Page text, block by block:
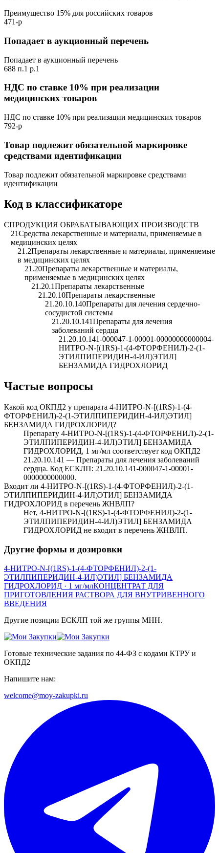
Преимущество 15% для российских товаров
471-р
Попадает в аукционный перечень
Попадает в аукционный перечень
688 п.1 р.1
НДС по ставке 10% при реализации
медицинских товаров
НДС по ставке 10% при реализации медицинских товаров
792-р
Товар подлежит обязательной маркировке
средствами идентификации
Товар подлежит обязательной маркировке средствами
идентификации
Код в классификаторе
CПРОДУКЦИЯ ОБРАБАТЫВАЮЩИХ ПРОИЗВОДСТВ
21Средства лекарственные и материалы, применяемые в
медицинских целях
21.2Препараты лекарственные и материалы, применяемые
в медицинских целях
21.20Препараты лекарственные и материалы,
применяемые в медицинских целях
21.20.1Препараты лекарственные
21.20.10Препараты лекарственные
21.20.10.140Препараты для лечения сердечно-
сосудистой системы
21.20.10.141Препараты для лечения
заболеваний сердца
21.20.10.141-000047-1-00001-00000000000004-
НИТРО-N-[(1RS)-1-(4-ФТОРФЕНИЛ)-2-(1-
ЭТИЛПИПЕРИДИН-4-ИЛ)ЭТИЛ]
БЕНЗАМИДА ГИДРОХЛОРИД
Частые вопросы
Какой код ОКПД2 у препарата 4-НИТРО-N-[(1RS)-1-(4-
ФТОРФЕНИЛ)-2-(1-ЭТИЛПИПЕРИДИН-4-ИЛ)ЭТИЛ]
БЕНЗАМИДА ГИДРОХЛОРИД?
Препарату 4-НИТРО-N-[(1RS)-1-(4-ФТОРФЕНИЛ)-2-(1-
ЭТИЛПИПЕРИДИН-4-ИЛ)ЭТИЛ] БЕНЗАМИДА
ГИДРОХЛОРИД, 1 мг/мл соответствует код ОКПД2
21.20.10.141 — Препараты для лечения заболеваний
сердца. Код ЕСКЛП: 21.20.10.141-000047-1-00001-
0000000000000.
Входит ли 4-НИТРО-N-[(1RS)-1-(4-ФТОРФЕНИЛ)-2-(1-
ЭТИЛПИПЕРИДИН-4-ИЛ)ЭТИЛ] БЕНЗАМИДА
ГИДРОХЛОРИД в перечень ЖНВЛП?
Нет, 4-НИТРО-N-[(1RS)-1-(4-ФТОРФЕНИЛ)-2-(1-
ЭТИЛПИПЕРИДИН-4-ИЛ)ЭТИЛ] БЕНЗАМИДА
ГИДРОХЛОРИД не входит в перечень ЖНВЛП.
Другие формы и дозировки
4-НИТРО-N-[(1RS)-1-(4-ФТОРФЕНИЛ)-2-(1-
ЭТИЛПИПЕРИДИН-4-ИЛ)ЭТИЛ] БЕНЗАМИДА
ГИДРОХЛОРИД · 1 мг/млКОНЦЕНТРАТ ДЛЯ
ПРИГОТОВЛЕНИЯ РАСТВОРА ДЛЯ ВНУТРИВЕННОГО
ВВЕДЕНИЯ
Другие позиции ЕСКЛП той же группы МНН.
Готовые технические задания по 44-ФЗ с кодами КТРУ и
ОКПД2
Напишите нам:
welcome@moy-zakupki.ru